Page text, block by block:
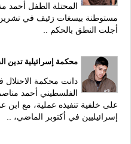
المحتلة الطفل أحمد
مستوطنة بيسغات زئيف في تشرين
أجلت النطق بالحكم ..
محكمة إسرائيلية تدين
دانت محكمة
الفلسطيني أحمد
على خلفية تنفيذه عملية، مع ابن
إسرائيليين في أكتوبر الماضي، ..